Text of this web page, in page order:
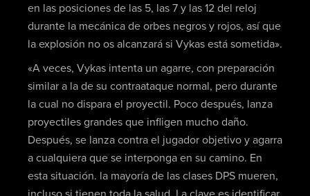
en las posiciones de las 5, las 7 y las 12 del reloj
durante la mecánica de orbes negros y rojos, así que
la explosión no os alcanzará si Vykas está sometida».
«A veces, Vykas intenta un agarre, con preparación
similar a la de su contraataque normal, pero durante
la cual no dispara el proyectil. Poco después, lanza
proyectiles grandes que infligen mucho daño.
Después, se lanza contra el jugador objetivo y agarra
a cualquiera que se interponga en su camino. En
esta situación. la mayoría de las clases DPS mueren,